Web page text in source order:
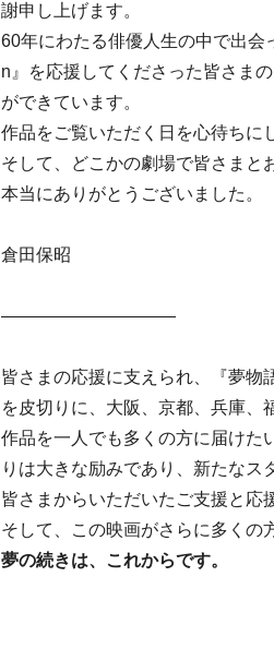
謝申し上げます。
60年にわたる俳優人生の中で出
n』を応援してくださった皆さま
ができています。
作品をご覧いただく日を心待ちに
そして、どこかの劇場で皆さまと
本当にありがとうございました。
倉田保昭
――――――――――
皆さまの応援に支えられ、『夢物
を皮切りに、大阪、京都、兵庫、
作品を一人でも多くの方に届けた
りは大きな励みであり、新たなス
皆さまからいただいたご支援と応
そして、この映画がさらに多くの
夢の続きは、これからです。